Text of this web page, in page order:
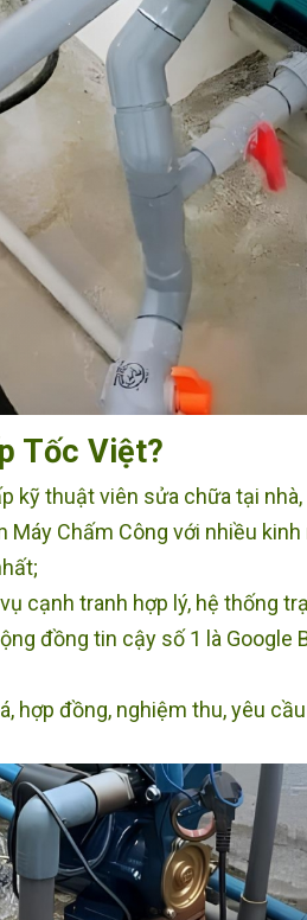
Tốc Việt?
kỹ thuật viên sửa chữa tại
Chấm Công với nhiều
cạnh tranh hợp lý, hệ thống
đồng tin cậy số 1 là
hợp đồng, nghiệm thu, yêu